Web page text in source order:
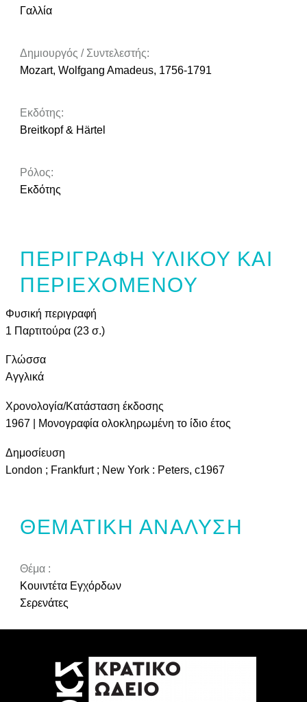
Γαλλία
Δημιουργός / Συντελεστής:
Mozart, Wolfgang Amadeus, 1756-1791
Εκδότης:
Breitkopf & Härtel
Ρόλος:
Εκδότης
ΠΕΡΙΓΡΑΦΉ ΥΛΙΚΟΎ ΚΑΙ
ΠΕΡΙΕΧΟΜΈΝΟΥ
Φυσική περιγραφή
1 Παρτιτούρα (23 σ.)
Γλώσσα
Αγγλικά
Χρονολογία/Κατάσταση έκδοσης
1967 | Μονογραφία ολοκληρωμένη το ίδιο έτος
Δημοσίευση
London ; Frankfurt ; New York : Peters, c1967
ΘΕΜΑΤΙΚΉ ΑΝΆΛΥΣΗ
Θέμα :
Κουιντέτα Εγχόρδων
Σερενάτες